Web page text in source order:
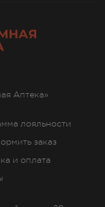
лояльности
заказ
и оплата
Аптека»